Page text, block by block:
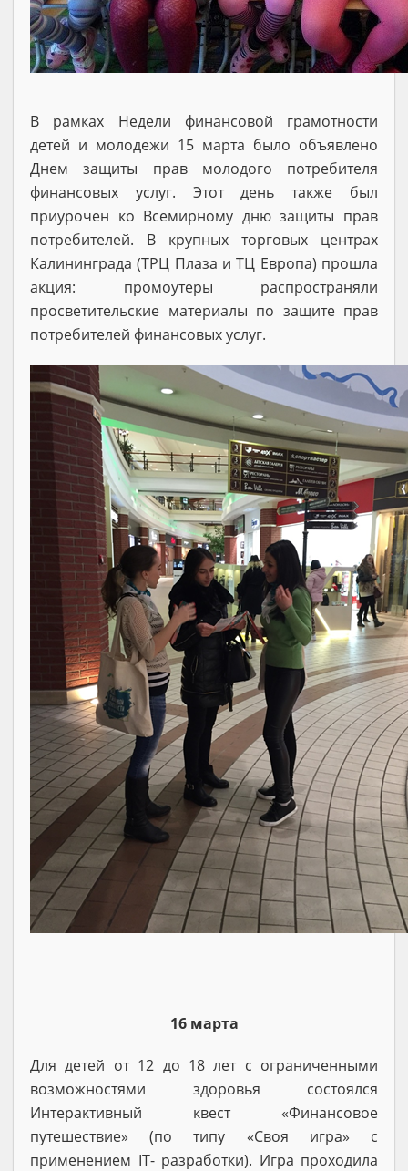
В рамках Недели финансовой грамотности
детей и молодежи 15 марта было объявлено
Днем защиты прав молодого потребителя
финансовых услуг. Этот день также был
приурочен ко Всемирному дню защиты прав
потребителей. В крупных торговых центрах
Калининграда (ТРЦ Плаза и ТЦ Европа) прошла
акция: промоутеры распространяли
просветительские материалы по защите прав
потребителей финансовых услуг.
16 марта
Для детей от 12 до 18 лет с ограниченными
возможностями здоровья состоялся
Интерактивный квест «Финансовое
путешествие» (по типу «Своя игра» с
применением IT- разработки). Игра проходила